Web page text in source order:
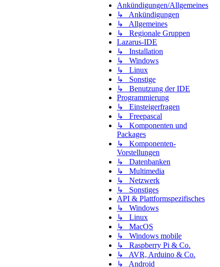
Ankündigungen/Allgemeines
↳ Ankündigungen
↳ Allgemeines
↳ Regionale Gruppen
Lazarus-IDE
↳ Installation
↳ Windows
↳ Linux
↳ Sonstige
↳ Benutzung der IDE
Programmierung
↳ Einsteigerfragen
↳ Freepascal
↳ Komponenten und
Packages
↳ Komponenten-
Vorstellungen
↳ Datenbanken
↳ Multimedia
↳ Netzwerk
↳ Sonstiges
API & Plattformspezifisches
↳ Windows
↳ Linux
↳ MacOS
↳ Windows mobile
↳ Raspberry Pi & Co.
↳ AVR, Arduino & Co.
↳ Android